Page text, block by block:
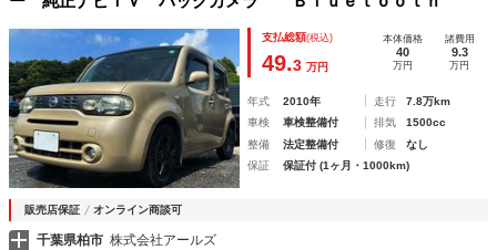
支払総額(税込)
49.3 万円
本体価格
40
万円
諸費用
9.3
万円
年式 2010年 走行
7.8万km
車検
車検整備付 排気
1500cc
整備
法定整備付 修復
なし
保証
保証付 (1ヶ月・1000km)
販売店保証 オンライン商談可
千葉県柏市 株式会社アールズ